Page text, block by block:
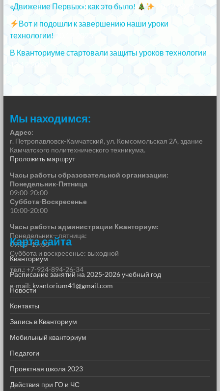
«Движение Первых»: как это было!
Вот и подошли к завершению наши уроки
технологии!
В Кванториуме стартовали защиты уроков технологии
Мы находимся:
Адрес:
г. Петропавловск-Камчатский, ул. Комсомольская 2А, здание
Камчатского политехнического техникума.
Проложить маршрут
Часы работы образовательной организации:
Понедельник-Пятница
09:00-20:00
Суббота-Воскресенье
10:00-20:00
Часы работы администрации Кванториум:
Понедельник—пятница:
09:00–17:00
Суббота и воскресенье: выходной
тел.: +7-924-894-26-34
e-mail: kvantorium41@gmail.com
Карта сайта
Кванториум
Расписание занятий на 2025-2026 учебный год
Новости
Контакты
Запись в Кванториум
Мобильный кванториум
Педагоги
Проектная школа 2023
Действия при ГО и ЧС